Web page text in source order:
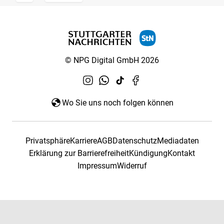
© NPG Digital GmbH 2026
Wo Sie uns noch folgen können
PrivatsphäreKarriereAGBDatenschutzMediadaten
Erklärung zur BarrierefreiheitKündigungKontakt
ImpressumWiderruf